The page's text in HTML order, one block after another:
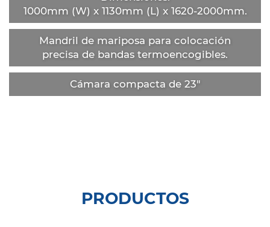
1000mm (W) x 1130mm (L) x 1620-2000mm.
Mandril de mariposa para colocación
precisa de bandas termoencogibles.
Cámara compacta de 23"
PRODUCTOS